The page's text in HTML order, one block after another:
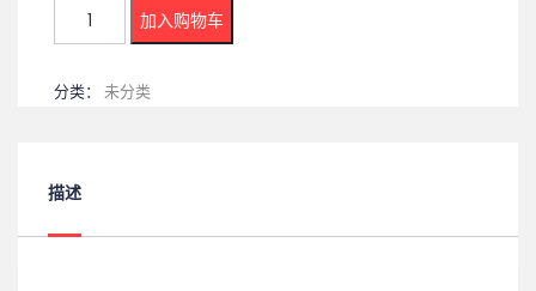
加入购物车
分类： 未分类
描述